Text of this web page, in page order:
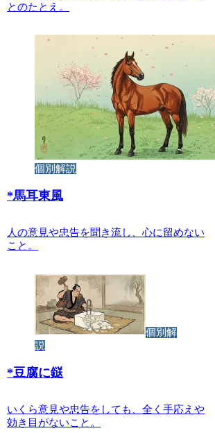
とのたとえ。
個別解説
*馬耳東風
人の意見や忠告を聞き流し、心に留めない
こと。
個別解
説
*豆腐に鎹
いくら意見や忠告をしても、全く手応えや
効き目がないこと。